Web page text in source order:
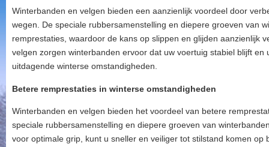
Winterbanden en velgen bieden een aanzienlijk voordeel door
wegen. De speciale rubbersamenstelling en diepere groeven van
remprestaties, waardoor de kans op slippen en glijden aanzienlijk
velgen zorgen winterbanden ervoor dat uw voertuig stabiel blijft
uitdagende winterse omstandigheden.
Betere remprestaties in winterse omstandigheden
Winterbanden en velgen bieden het voordeel van betere
speciale rubbersamenstelling en diepere groeven van
voor optimale grip, kunt u sneller en veiliger tot stilstand komen op